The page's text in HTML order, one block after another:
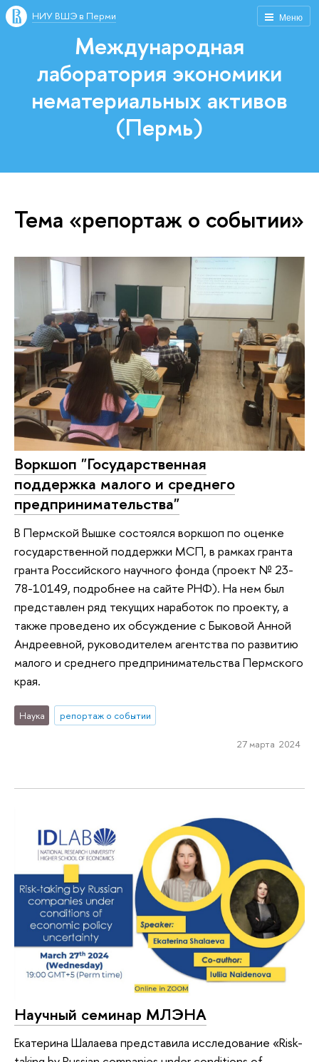
Меню
НИУ ВШЭ в Перми
Международная
лаборатория экономики
нематериальных активов
(Пермь)
Тема «репортаж о событии»
Воркшоп "Государственная
поддержка малого и среднего
предпринимательства"
В Пермской Вышке состоялся воркшоп по оценке
государственной поддержки МСП, в рамках гранта
гранта Российского научного фонда (проект № 23-
78-10149, подробнее на сайте РНФ). На нем был
представлен ряд текущих наработок по проекту, а
также проведено их обсуждение с Быковой Анной
Андреевной, руководителем агентства по развитию
малого и среднего предпринимательства Пермского
края.
Наука репортаж о событии
27 марта 2024
Научный семинар МЛЭНА
Екатерина Шалаева представила исследование «Risk-